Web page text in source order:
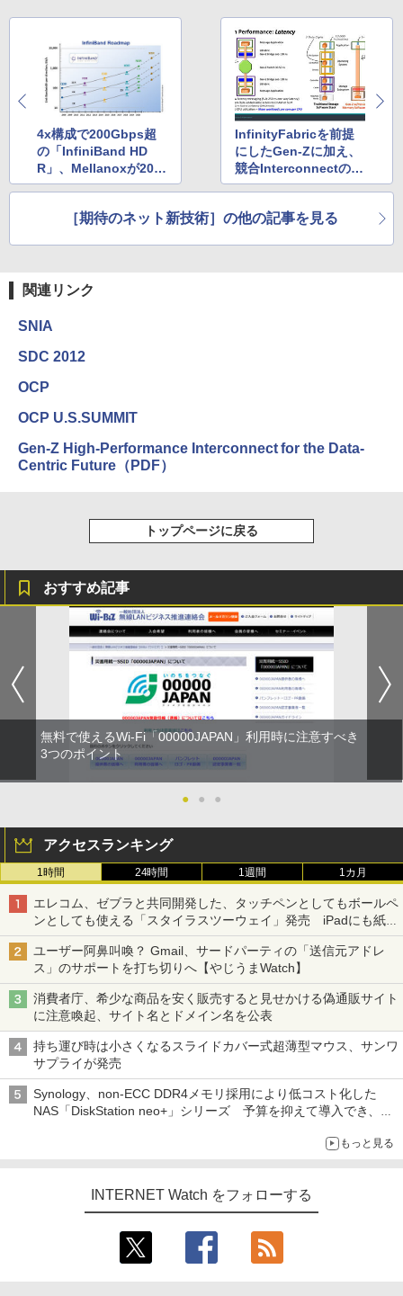
4x構成で200Gbps超
の「InfiniBand HD
R」、Mellanoxが201
8年後半に製品化
InfinityFabricを前提
にしたGen-Zに加え、
競合InterconnectのC
API、CCIX、CXLにも
［期待のネット新技術］の他の記事を見る
関連リンク
SNIA
SDC 2012
OCP
OCP U.S.SUMMIT
Gen-Z High-Performance Interconnect for the Data-
Centric Future（PDF）
トップページに戻る
おすすめ記事
無料で使えるWi-Fi「00000JAPAN」利用時に注意すべき
3つのポイント
● ● ●
アクセスランキング
1時間 24時間 1週間 1カ月
エレコム、ゼブラと共同開発した、タッチペンとしてもボールペ
ンとしても使える「スタイラスツーウェイ」発売 iPadにも紙に
も、持ち替えずに書き込める
ユーザー阿鼻叫喚？ Gmail、サードパーティの「送信元アドレ
ス」のサポートを打ち切りへ【やじうまWatch】
消費者庁、希少な商品を安く販売すると見せかける偽通販サイト
に注意喚起、サイト名とドメイン名を公表
持ち運び時は小さくなるスライドカバー式超薄型マウス、サンワ
サプライが発売
Synology、non-ECC DDR4メモリ採用により低コスト化した
NAS「DiskStation neo+」シリーズ 予算を抑えて導入でき、
もっと見る
INTERNET Watch をフォローする